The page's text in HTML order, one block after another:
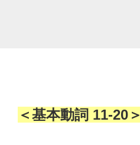
＜基本動詞 11-20＞